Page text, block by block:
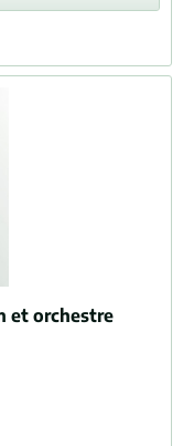
et orchestre